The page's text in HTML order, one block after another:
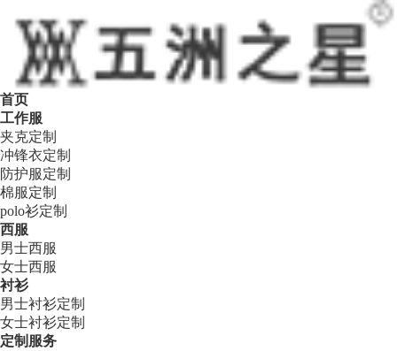
首页
工作服
夹克定制
冲锋衣定制
防护服定制
棉服定制
polo衫定制
西服
男士西服
女士西服
衬衫
男士衬衫定制
女士衬衫定制
定制服务